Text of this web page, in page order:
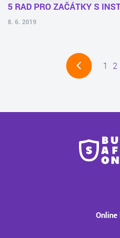
5 RAD PRO ZAČÁTKY S
8. 6. 2019
1 2
Online